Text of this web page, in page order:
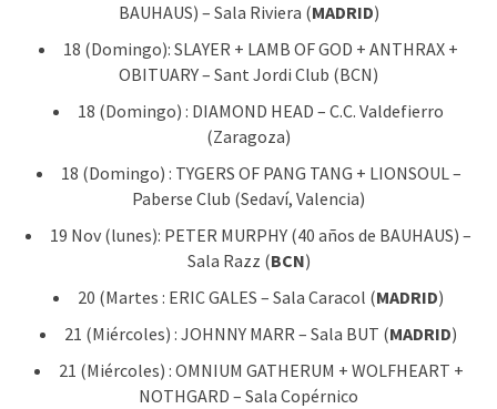
BAUHAUS) – Sala Riviera (MADRID)
18 (Domingo): SLAYER + LAMB OF GOD + ANTHRAX +
OBITUARY – Sant Jordi Club (BCN)
18 (Domingo) : DIAMOND HEAD – C.C. Valdefierro
(Zaragoza)
18 (Domingo) : TYGERS OF PANG TANG + LIONSOUL –
Paberse Club (Sedaví, Valencia)
19 Nov (lunes): PETER MURPHY (40 años de BAUHAUS) –
Sala Razz (BCN)
20 (Martes : ERIC GALES – Sala Caracol (MADRID)
21 (Miércoles) : JOHNNY MARR – Sala BUT (MADRID)
21 (Miércoles) : OMNIUM GATHERUM + WOLFHEART +
NOTHGARD – Sala Copérnico